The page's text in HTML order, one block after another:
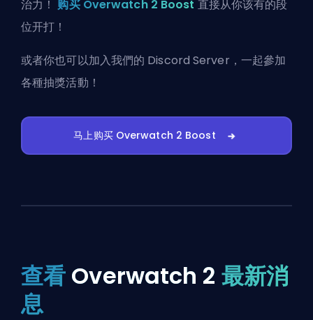
治力！购买 Overwatch 2 Boost 直接从你该有的段
位开打！
或者你也可以加入我們的 Discord Server ，一起參加
各種抽獎活動！
马上购买 Overwatch 2 Boost
查看 Overwatch 2 最新消
息